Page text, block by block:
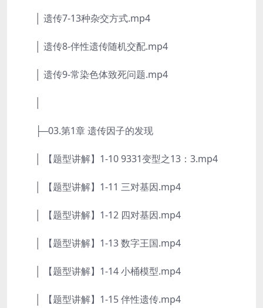
│ 遗传7-13种杂交方式.mp4
│ 遗传8-伴性遗传随机交配.mp4
│ 遗传9-常染色体致死问题.mp4
├─03.第1章 遗传因子的发现
│ 【题型讲解】1-10 9331变型之13：3.mp4
│ 【题型讲解】1-11 三对基因.mp4
│ 【题型讲解】1-12 四对基因.mp4
│ 【题型讲解】1-13 数字王国.mp4
│ 【题型讲解】1-14 小桶模型.mp4
│ 【题型讲解】1-15 伴性遗传.mp4